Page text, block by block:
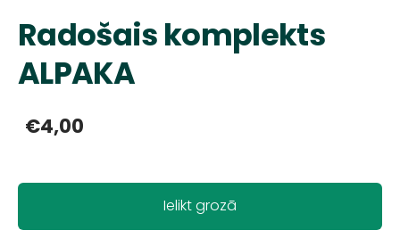
Radošais komplekts
ALPAKA
€4,00
Ielikt grozā